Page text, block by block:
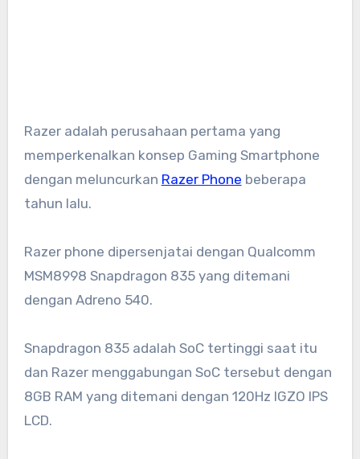
Razer adalah perusahaan pertama yang
memperkenalkan konsep Gaming Smartphone
dengan meluncurkan Razer Phone beberapa
tahun lalu.
Razer phone dipersenjatai dengan Qualcomm
MSM8998 Snapdragon 835 yang ditemani
dengan Adreno 540.
Snapdragon 835 adalah SoC tertinggi saat itu
dan Razer menggabungan SoC tersebut dengan
8GB RAM yang ditemani dengan 120Hz IGZO IPS
LCD.